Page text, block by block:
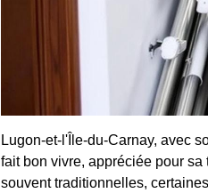
Lugon-et-l'Île-du-Carnay, avec
fait bon vivre, appréciée pour
souvent traditionnelles,